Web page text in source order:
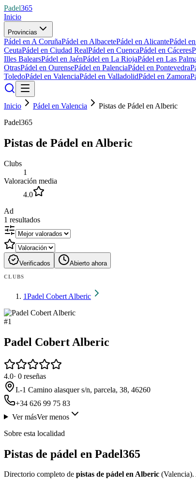
Padel365
Inicio
Provincias
Pádel en A CoruñaPádel en AlbacetePádel en AlicantePádel
CeutaPádel en Ciudad RealPádel en CuencaPádel en Cáceres
Illes BalearsPádel en JaénPádel en La RiojaPádel en Las
OtrasPádel en OurensePádel en PalenciaPádel en Pontevedra
ToledoPádel en ValenciaPádel en ValladolidPádel en Zamora
Inicio Pádel en Valencia
Pistas de Pádel en Alberic
Padel365
Pistas de Pádel en Alberic
Clubs
1
Valoración media
4.0
Ad
1 resultados
Verificados Abierto ahora
CLUBS
1Padel Cobert Alberic
#1
Padel Cobert Alberic
4.0· 0 reseñas
I.-1 Camino alasquer s/n, parcela, 38, 46260
+34 626 99 75 83
Ver másVer menos
Sobre esta localidad
Pistas de pádel en Padel365
Directorio completo de pistas de pádel en Alberic (Valencia).